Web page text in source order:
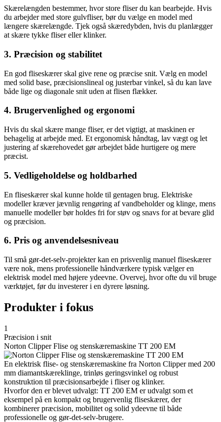
Skærelængden bestemmer, hvor store fliser du kan bearbejde. Hvis
du arbejder med store gulvfliser, bør du vælge en model med
længere skærelængde. Tjek også skæredybden, hvis du planlægger
at skære tykke fliser eller klinker.
3. Præcision og stabilitet
En god fliseskærer skal give rene og præcise snit. Vælg en model
med solid base, præcisionslineal og justerbar vinkel, så du kan lave
både lige og diagonale snit uden at flisen flækker.
4. Brugervenlighed og ergonomi
Hvis du skal skære mange fliser, er det vigtigt, at maskinen er
behagelig at arbejde med. Et ergonomisk håndtag, lav vægt og let
justering af skærehovedet gør arbejdet både hurtigere og mere
præcist.
5. Vedligeholdelse og holdbarhed
En fliseskærer skal kunne holde til gentagen brug. Elektriske
modeller kræver jævnlig rengøring af vandbeholder og klinge, mens
manuelle modeller bør holdes fri for støv og snavs for at bevare glid
og præcision.
6. Pris og anvendelsesniveau
Til små gør-det-selv-projekter kan en prisvenlig manuel fliseskærer
være nok, mens professionelle håndværkere typisk vælger en
elektrisk model med højere ydeevne. Overvej, hvor ofte du vil bruge
værktøjet, før du investerer i en dyrere løsning.
Produkter i fokus
1
Præcision i snit
Norton Clipper Flise og stenskæremaskine TT 200 EM
En elektrisk flise- og stenskæremaskine fra Norton Clipper med 200
mm diamantskæreklinge, trinløs geringsvinkel og robust
konstruktion til præcisionsarbejde i fliser og klinker.
Hvorfor den er blevet udvalgt: TT 200 EM er udvalgt som et
eksempel på en kompakt og brugervenlig fliseskærer, der
kombinerer præcision, mobilitet og solid ydeevne til både
professionelle og gør-det-selv-brugere.